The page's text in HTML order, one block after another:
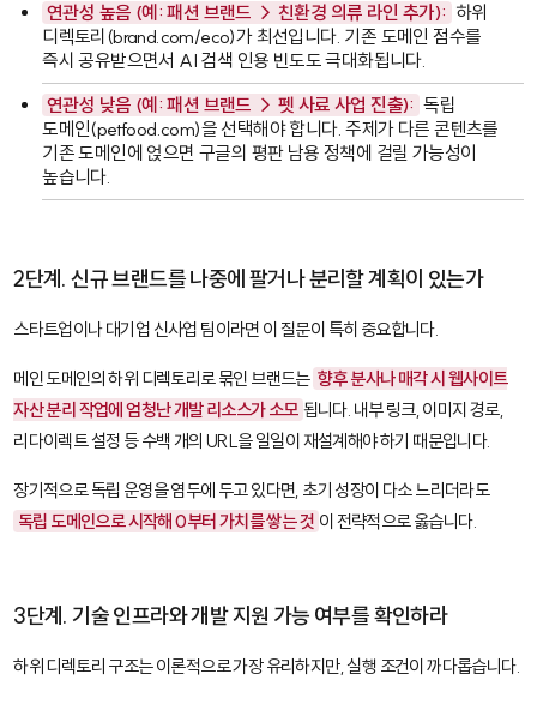
연관성 높음 (예: 패션 브랜드 → 친환경 의류 라인 추가): 하위
디렉토리(brand.com/eco)가 최선입니다. 기존 도메인 점수를
즉시 공유받으면서 AI 검색 인용 빈도도 극대화됩니다.
연관성 낮음 (예: 패션 브랜드 → 펫 사료 사업 진출): 독립
도메인(petfood.com)을 선택해야 합니다. 주제가 다른 콘텐츠를
기존 도메인에 얹으면 구글의 평판 남용 정책에 걸릴 가능성이
높습니다.
2단계. 신규 브랜드를 나중에 팔거나 분리할 계획이 있는가
스타트업이나 대기업 신사업 팀이라면 이 질문이 특히 중요합니다.
메인 도메인의 하위 디렉토리로 묶인 브랜드는 향후 분사나 매각 시 웹사이트
자산 분리 작업에 엄청난 개발 리소스가 소모 됩니다. 내부 링크, 이미지 경로,
리다이렉트 설정 등 수백 개의 URL을 일일이 재설계해야 하기 때문입니다.
장기적으로 독립 운영을 염두에 두고 있다면, 초기 성장이 다소 느리더라도
독립 도메인으로 시작해 0부터 가치를 쌓는 것 이 전략적으로 옳습니다.
3단계. 기술 인프라와 개발 지원 가능 여부를 확인하라
하위 디렉토리 구조는 이론적으로 가장 유리하지만, 실행 조건이 까다롭습니다.